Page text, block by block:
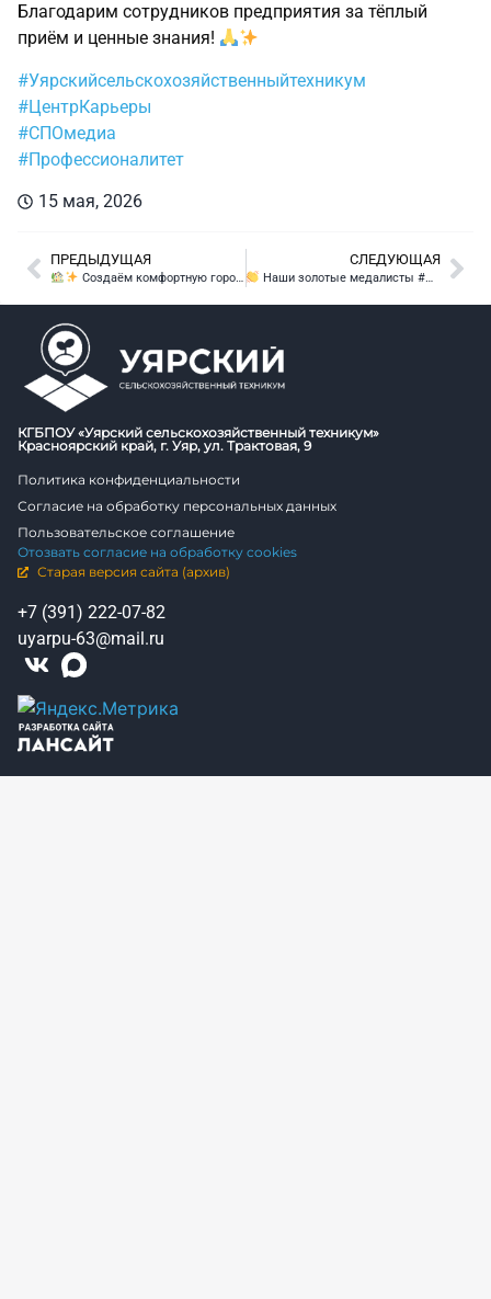
Благодарим сотрудников предприятия за тёплый
приём и ценные знания!
#Уярскийсельскохозяйственныйтехникум
#ЦентрКарьеры
#СПОмедиа
#Профессионалитет
15 мая, 2026
ПРЕДЫДУЩАЯ
Создаём комфортную городскую среду вместе!
СЛЕДУЮЩАЯ
Наши золотые медалисты #ИМЭЧ_2026 — Юлия Тукмакова из Красноярского технологического техникума пищевой промышленности и Егор Зайцев из Уярского сельскохозяйственного техникума – отправились в мастерскую управления «Сенеж»!
КГБПОУ «Уярский сельскохозяйственный техникум»
Красноярский край, г. Уяр, ул. Трактовая, 9
Политика конфиденциальности
Согласие на обработку персональных данных
Пользовательское соглашение
Отозвать согласие на обработку cookies
Старая версия сайта (архив)
+7 (391) 222-07-82
uyarpu-63@mail.ru